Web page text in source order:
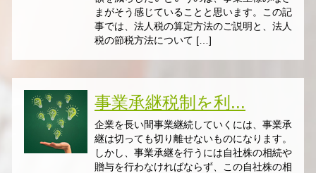
まがそう感じていることと思います。この記
事では、法人税の算定方法のご説明と、法人
税の節税方法について […]
事業承継税制を利...
企業を長い間事業継続していくには、事業承
継は切っても切り離せないものになります。
しかし、事業承継を行うには自社株の相続や
贈与を行わなければならず、この自社株の相